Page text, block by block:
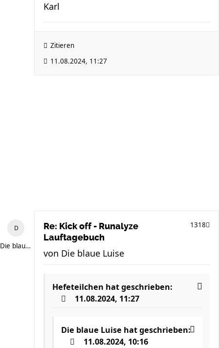
Karl
Zitieren
11.08.2024, 11:27
Die blaue Luise
Re: Kick off - Runalyze
Lauftagebuch
1318
von Die blaue Luise
Hefeteilchen hat geschrieben:
11.08.2024, 11:27
Die blaue Luise hat geschrieben:
11.08.2024, 10:16